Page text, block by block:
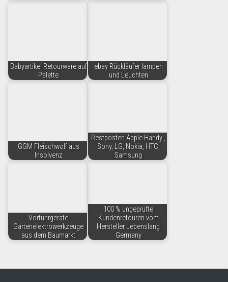
Babyartikel Retourware auf
Palette
ebay Rückläufer lampen
und Leuchten
GGM Fleischwolf aus
Insolvenz
Restposten Apple Handy ,
Sony, LG, Nokia, HTC,
Samsung
Vorführgeräte
Gartenelektrowerkzeuge
aus dem Baumarkt
100 % ungeprüfte
Kundenretouren vom
Hersteller Lebenslang
Germany